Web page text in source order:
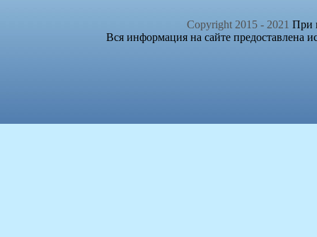
Copyright 2015 - 2021 При
Вся информация на сайте предоставлена